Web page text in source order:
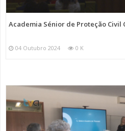
Academia Sénior de Proteção Civil
04 Outubro 2024 0 K